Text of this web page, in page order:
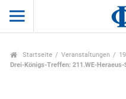
Startseite Veranstaltungen
Drei-Königs-Treffen: 211.WE-